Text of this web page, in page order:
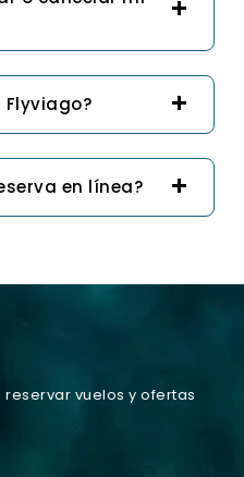
Flyviago?
en línea?
reservar vuelos y ofertas